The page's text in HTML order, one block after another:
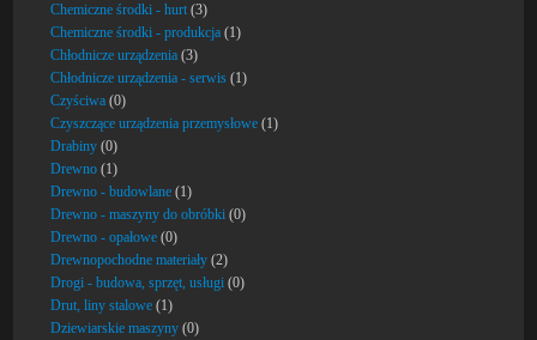
Chemiczne środki - hurt (3)
Chemiczne środki - produkcja (1)
Chłodnicze urządzenia (3)
Chłodnicze urządzenia - serwis (1)
Czyściwa (0)
Czyszczące urządzenia przemysłowe (1)
Drabiny (0)
Drewno (1)
Drewno - budowlane (1)
Drewno - maszyny do obróbki (0)
Drewno - opałowe (0)
Drewnopochodne materiały (2)
Drogi - budowa, sprzęt, usługi (0)
Drut, liny stalowe (1)
Dziewiarskie maszyny (0)